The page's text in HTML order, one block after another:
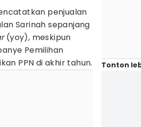
penjualan
Sarinah sepanjang
(yoy), meskipun
Pemilihan
PPN di akhir tahun.
Tonton